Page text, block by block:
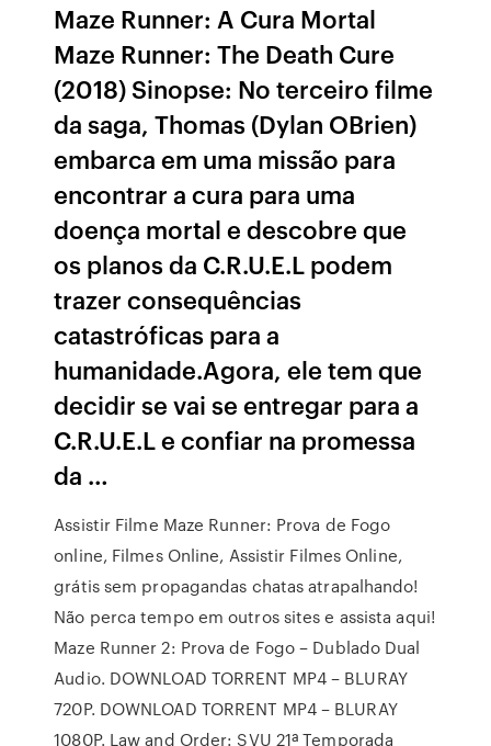
Maze Runner: A Cura Mortal
Maze Runner: The Death Cure
(2018) Sinopse: No terceiro filme
da saga, Thomas (Dylan OBrien)
embarca em uma missão para
encontrar a cura para uma
doença mortal e descobre que
os planos da C.R.U.E.L podem
trazer consequências
catastróficas para a
humanidade.Agora, ele tem que
decidir se vai se entregar para a
C.R.U.E.L e confiar na promessa
da …
Assistir Filme Maze Runner: Prova de Fogo
online, Filmes Online, Assistir Filmes Online,
grátis sem propagandas chatas atrapalhando!
Não perca tempo em outros sites e assista aqui!
Maze Runner 2: Prova de Fogo – Dublado Dual
Audio. DOWNLOAD TORRENT MP4 – BLURAY
720P. DOWNLOAD TORRENT MP4 – BLURAY
1080P. Law and Order: SVU 21ª Temporada